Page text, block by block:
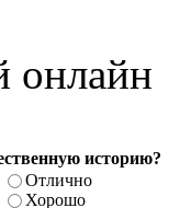
онлайн
историю?
Отлично
Хорошо